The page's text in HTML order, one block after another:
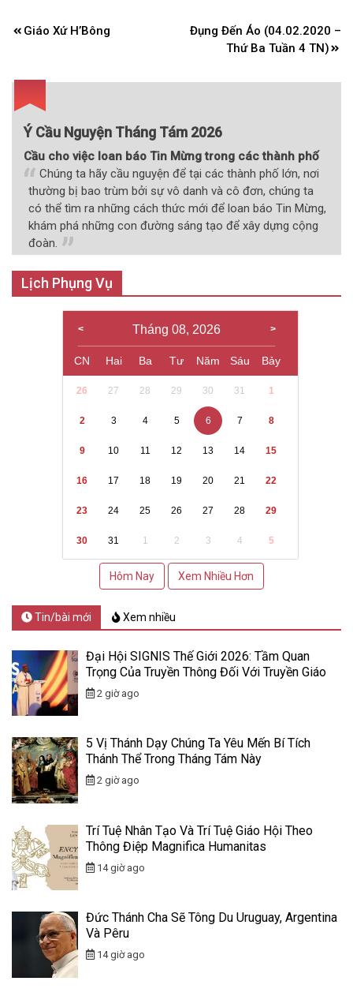
Điều
viết
Giáo Xứ H’Bông
Đụng Đến Áo (04.02.2020 –
Thứ Ba Tuần 4 TN)
Ý Cầu Nguyện Tháng Tám 2026
Cầu cho việc loan báo Tin Mừng trong các thành phố
Chúng ta hãy cầu nguyện để tại các thành phố lớn, nơi
thường bị bao trùm bởi sự vô danh và cô đơn, chúng ta
có thể tìm ra những cách thức mới để loan báo Tin Mừng,
khám phá những con đường sáng tạo để xây dựng cộng
đoàn.
Lịch Phụng Vụ
Tháng 08, 2026
CN Hai Ba Tư Năm Sáu Bảy
26 27 28 29 30 31 1
2 3 4 5 6 7 8
9 10 11 12 13 14 15
16 17 18 19 20 21 22
23 24 25 26 27 28 29
30 31 1 2 3 4 5
Hôm Nay Xem Nhiều Hơn
Tin/bài mới Xem nhiều
Đại Hội SIGNIS Thế Giới 2026: Tầm Quan
Trọng Của Truyền Thông Đối Với Truyền Giáo
2 giờ ago
5 Vị Thánh Dạy Chúng Ta Yêu Mến Bí Tích
Thánh Thể Trong Tháng Tám Này
2 giờ ago
Trí Tuệ Nhân Tạo Và Trí Tuệ Giáo Hội Theo
Thông Điệp Magnifica Humanitas
14 giờ ago
Đức Thánh Cha Sẽ Tông Du Uruguay, Argentina
Và Pêru
14 giờ ago